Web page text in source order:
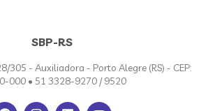
SBP-RS
305 - Auxiliadora - Porto Alegre (RS) - CEP:
000 • 51 3328-9270 / 9520